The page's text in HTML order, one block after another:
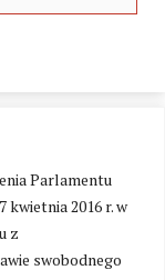
Parlamentu
kwietnia 2016 r. w
z
swobodnego